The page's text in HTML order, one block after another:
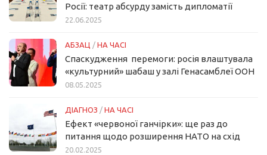
Росії: театр абсурду замість дипломатії
22.06.2025
АБЗАЦ / НА ЧАСІ
Спаскудження перемоги: росія влаштувала
«культурний» шабаш у залі Генасамблеї ООН
08.05.2025
ДІАГНОЗ / НА ЧАСІ
Ефект «червоної ганчірки»: ще раз до
питання щодо розширення НАТО на схід
20.02.2025